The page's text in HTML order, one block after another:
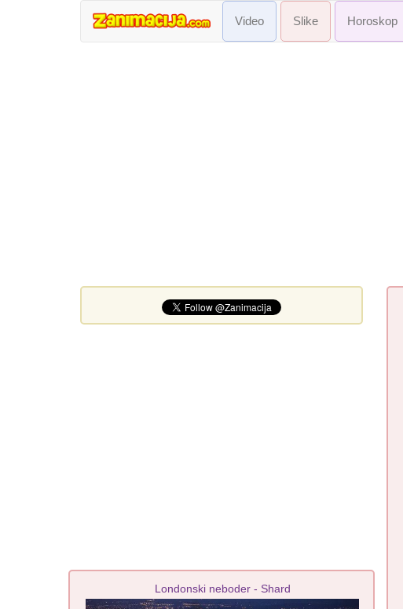
Video Slike Horoskop
Londonski neboder - Shard